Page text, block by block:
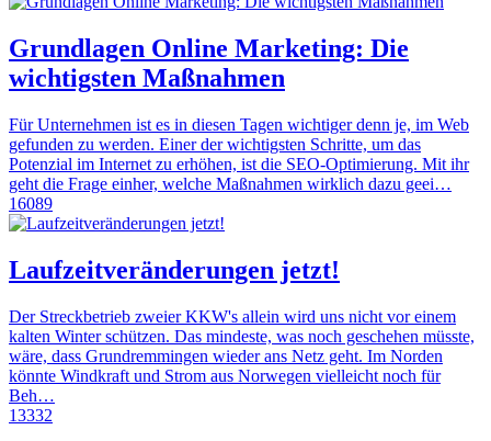
Grundlagen Online Marketing: Die
wichtigsten Maßnahmen
Für Unternehmen ist es in diesen Tagen wichtiger denn je, im Web
gefunden zu werden. Einer der wichtigsten Schritte, um das
Potenzial im Internet zu erhöhen, ist die SEO-Optimierung. Mit ihr
geht die Frage einher, welche Maßnahmen wirklich dazu geei…
16089
Laufzeitveränderungen jetzt!
Der Streckbetrieb zweier KKW's allein wird uns nicht vor einem
kalten Winter schützen. Das mindeste, was noch geschehen müsste,
wäre, dass Grundremmingen wieder ans Netz geht. Im Norden
könnte Windkraft und Strom aus Norwegen vielleicht noch für
Beh…
13332